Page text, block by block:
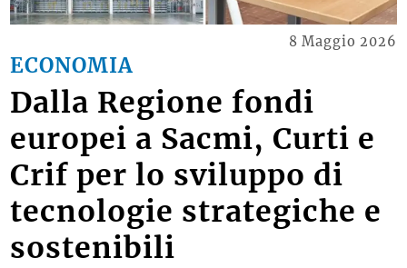
ECONOMIA
8 Maggio 2026
Dalla Regione fondi
europei a Sacmi, Curti e
Crif per lo sviluppo di
tecnologie strategiche e
sostenibili